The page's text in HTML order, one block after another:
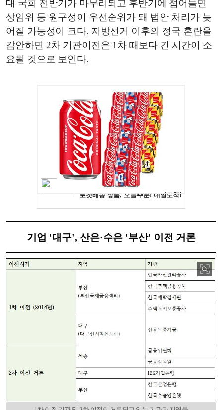
대 국회 전반기가 마무리되고 후반기에 접어들면
상임위 등 원구성이 우선순위가 돼 법안 처리가 늦
어질 가능성이 크다. 지방선거 이후의 정국 혼란을
감안하면 2차 기관이전은 1차 때보다 긴 시간이 소
요될 것으로 보인다.
기업 '대구', 산은·수은 '부산' 이전 거론